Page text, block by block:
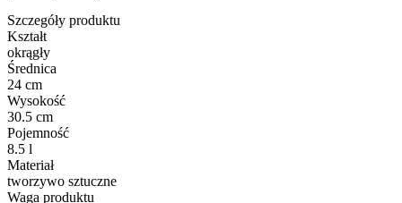
Szczegóły produktu
Kształt
okrągły
Średnica
24 cm
Wysokość
30.5 cm
Pojemność
8.5 l
Materiał
tworzywo sztuczne
Waga produktu